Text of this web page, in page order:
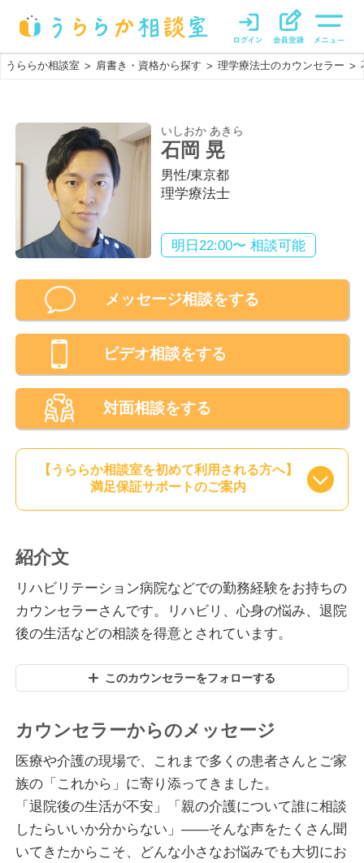
うららか相談室 > 肩書き・資格から探す > 理学療法士のカウンセラー >
いしおか あきら
石岡 晃
男性/東京都
理学療法士
明日22:00〜 相談可能
メッセージ相談をする
ビデオ相談をする
対面相談をする
【うららか相談室を初めて利用される方へ】
満足保証サポートのご案内
紹介文
リハビリテーション病院などでの勤務経験をお持ちの
カウンセラーさんです。リハビリ、心身の悩み、退院
後の生活などの相談を得意とされています。
このカウンセラーをフォローする
カウンセラーからのメッセージ
医療や介護の現場で、これまで多くの患者さんとご家
族の「これから」に寄り添ってきました。
「退院後の生活が不安」「親の介護について誰に相談
したらいいか分からない」——そんな声をたくさん聞
いてきたからこそ、どんな小さなお悩みでも大切にお